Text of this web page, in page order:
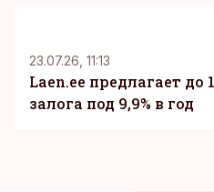
23.07.26, 11:13
Laen.ee предлагает до
залога под 9,9% в год